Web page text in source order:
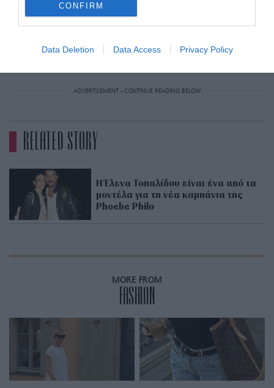
CONFIRM
Data Deletion Data Access Privacy Policy
ADVERTISEMENT - CONTINUE READING BELOW
RELATED STORY
Η Έλενα Τοπαλίδου είναι ένα από τα
μοντέλα για τη νέα καμπάνια της
Phoebe Philo
MORE FROM
FASHION